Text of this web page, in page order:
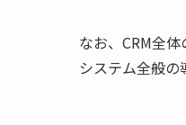
なお、CRM全
システム全般の